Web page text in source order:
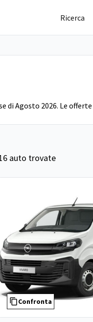
Ricerca
di Agosto 2026. Le
auto trovate
Confronta